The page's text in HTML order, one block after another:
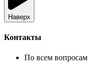
Наверх
Контакты
По всем вопросам